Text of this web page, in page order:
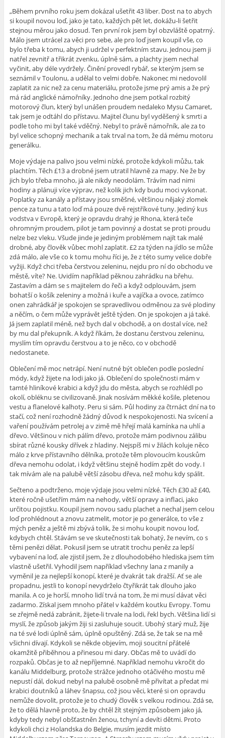
„Během prvního roku jsem dokázal ušetřit 43 liber. Dost na to abych
si koupil novou loď, jako je tato, každých pět let, dokážu-li šetřit
stejnou měrou jako dosud. Ten první rok jsem byl obzvláště opatrný.
Málo jsem utrácel za věci pro sebe, ale pro loď jsem koupil vše, co
bylo třeba k tomu, abych ji udržel v perfektním stavu. Jednou jsem ji
natřel zevnitř a třikrát zvenku, úplně sám, a plachty jsem nechal
vyčinit, aby déle vydržely. Činění provedl rybář, se kterým jsem se
seznámil v Toulonu, a udělal to velmi dobře. Nakonec mi nedovolil
zaplatit za nic než za cenu materiálu, protože jsme prý amis a že prý
má rád anglické námořníky. Jednoho dne jsem potkal rozbitý
motorový člun, který byl unášen proudem nedaleko Mysu Camaret,
tak jsem je odtáhl do přístavu. Majitel člunu byl vyděšený k smrti a
podle toho mi byl také vděčný. Nebyl to právě námořník, ale za to
byl velice schopný mechanik a tak trval na tom, že dá mému motoru
generálku.
Moje výdaje na palivo jsou velmi nízké, protože kdykoli můžu, tak
plachtím. Těch £13 a drobné jsem utratil hlavně za mapy. Ne že by
jich bylo třeba mnoho, já ale nikdy neodolám. Trávím nad nimi
hodiny a plánuji více výprav, než kolik jich kdy budu moci vykonat.
Poplatky za kanály a přístavy jsou směšné, většinou nějaký zlomek
pence za tunu a tato loď má pouze dvě rejstříkové tuny. Jediný kus
vodstva v Evropě, který je opravdu drahý je Rhona, která teče
ohromným proudem, pilot je tam povinný a dostat se proti proudu
nelze bez vleku. Všude jinde je jediným problémem najít tak malé
drobné, aby člověk vůbec mohl zaplatit. £2 za týden na jídlo se může
zdá málo, ale vše co k tomu mohu říci je, že z této sumy velice dobře
vyžiji. Když chci třeba čerstvou zeleninu, nejdu pro ní do obchodu ve
městě, víte? Ne. Uvidím například pěknou zahrádku na břehu.
Zastavím a dám se s majitelem do řeči a když odplouvám, jsem
bohatší o košík zeleniny a možná i kuře a vajíčka a ovoce, zatímco
onen zahrádkář je spokojen se spravedlivou odměnou za své plodiny
a něčím, o čem může vyprávět ještě týden. On je spokojen a já také.
Já jsem zaplatil méně, než bych dal v obchodě, a on dostal více, než
by mu dal překupník. A když říkám, že dostanu čerstvou zeleninu,
myslím tím opravdu čerstvou a to je něco, co v obchodě
nedostanete.
Oblečení mě moc netrápí. Není nutné být oblečen podle poslední
módy, když žijete na lodi jako já. Oblečení do společnosti mám v
tamté hliníkové krabici a když jdu do města, abych se rozhlédl po
okolí, obléknu se civilizovaně. Jinak nosívám měkké košile, pletenou
vestu a flanelové kalhoty. Peru si sám. Půl hodiny za čtrnáct dní na to
stačí, což není rozhodně žádný důvod k nespokojenosti. Na svícení a
vaření používám petrolej a v zimě mě hřejí malá kamínka na uhlí a
dřevo. Většinou v nich pálím dřevo, protože mám podivnou zálibu
sbírat různé kousky dřívek z hladiny. Nejspíš mi v žilách koluje něco
málo z krve přístavního dělníka, protože těm plovoucím kouskům
dřeva nemohu odolat, i když většinu stejně hodím zpět do vody. I
tak mívám ale na palubě větší zásobu dřeva, než mohu kdy spálit.
Sečteno a podtrženo, moje výdaje jsou velmi nízké. Těch £30 až £40,
které ročně ušetřím mám na nehody, větší opravy a inflaci, jako
určitou pojistku. Koupil jsem novou sadu plachet a nechal jsem celou
loď prohlédnout a znovu zatmelit, motor je po generálce, to vše z
mých peněz a ještě mi zbývá tolik, že si mohu koupit novou loď,
kdybych chtěl. Stávám se ve skutečnosti tak bohatý, že nevím, co s
těmi penězi dělat. Pokusil jsem se utratit trochu peněz za lepší
vybavení na loď, ale zjistil jsem, že z dlouhodobého hlediska jsem tím
vlastně ušetřil. Vyhodil jsem například všechny lana z manily a
vyměnil je za nejlepší konopí, které je dvakrát tak dražší. Ať se ale
propadnu, jestli to konopí nevydrželo čtyřikrát tak dlouho jako
manila. A co je horší, mnoho lidí trvá na tom, že mi musí dávat věci
zadarmo. Získal jsem mnoho přátel v každém koutku Evropy. Tomu
se zřejmě nedá zabránit, žijete-li trvale na lodi, řekl bych. Většina lidí si
myslí, že způsob jakým žiji si zasluhuje soucit. Ubohý starý muž, žije
na té své lodi úplně sám, úplně opuštěný. Zdá se, že tak se na mě
všichni dívají. Kdykoli se někde objevím, moji soucitní přátelé
okamžitě přiběhnou a přinesou mi dary. Občas mě to uvádí do
rozpaků. Občas je to až nepříjemné. Například nemohu vkročit do
kanálu Middelburg, protože strážce jednoho otáčivého mostu mě
nepustí dál, dokud nebyl na palubě osobně mě přivítat a předat mi
krabici doutníků a láhev šnapsu, což jsou věci, které si on opravdu
nemůže dovolit, protože je to chudý člověk s velkou rodinou. Zdá se,
že to dělá hlavně proto, že by chtěl žít stejným způsobem jako já,
kdyby tedy nebyl obšťastněn ženou, tchyní a devíti dětmi. Proto
kdykoli chci z Holandska do Belgie, musím jezdit místo